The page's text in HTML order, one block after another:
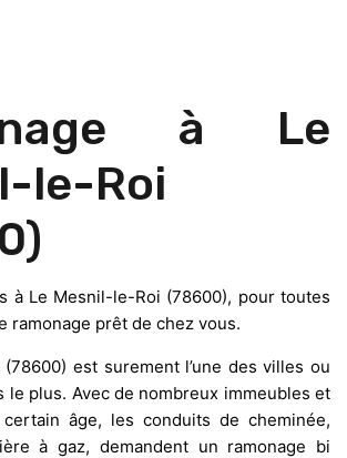
à Le
le-Roi
à Le Mesnil-le-Roi (78600), pour toutes
ramonage prêt de chez vous.
est surement l’une des villes ou
le plus. Avec de nombreux immeubles et
certain âge, les conduits de cheminée,
à gaz, demandent un ramonage bi